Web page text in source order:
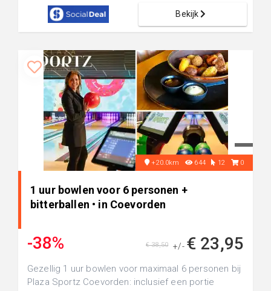
Bekijk
+20.0km 644 12 0
1 uur bowlen voor 6 personen +
bitterballen • in Coevorden
-38% +/- € 23,95
€ 38,50
Gezellig 1 uur bowlen voor maximaal 6 personen bij
Plaza Sportz Coevorden: inclusief een portie